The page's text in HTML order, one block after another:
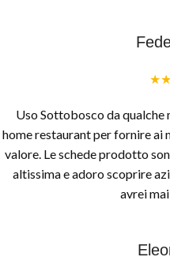
Uso Sottobosco da qualche
home restaurant per fornire ai
valore. Le schede prodotto
altissima e adoro scoprire
avrei